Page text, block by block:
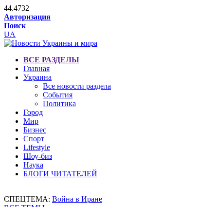
44.4732
Авторизация
Поиск
UA
ВСЕ РАЗДЕЛЫ
Главная
Украина
Все новости раздела
События
Политика
Город
Мир
Бизнес
Спорт
Lifestyle
Шоу-биз
Наука
БЛОГИ ЧИТАТЕЛЕЙ
СПЕЦТЕМА: Война в Иране